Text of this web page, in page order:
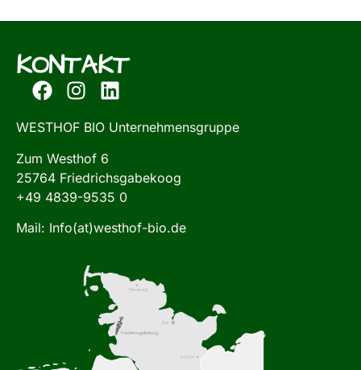
KONTAKT
WESTHOF BIO Unternehmensgruppe
Zum Westhof 6
25764 Friedrichsgabekoog
+49 4839-9535 0
Mail: Info(at)westhof-bio.de